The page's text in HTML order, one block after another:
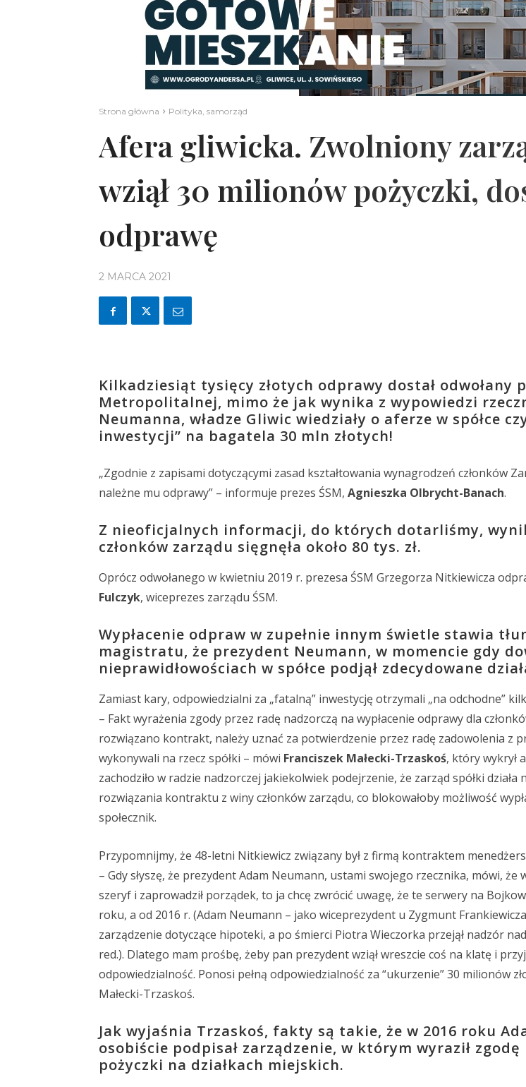
Strona główna Polityka, samorząd
Afera gliwicka. Zwolniony
wziął 30 milionów pożyczki,
odprawę
2 MARCA 2021
Kilkadziesiąt tysięcy złotych odprawy dostał odwołany
Metropolitalnej, mimo że jak wynika z wypowiedzi
Neumanna, władze Gliwic wiedziały o aferze w spółce
inwestycji” na bagatela 30 mln złotych!
„Zgodnie z zapisami dotyczącymi zasad kształtowania wynagrodzeń członków
należne mu odprawy” – informuje prezes ŚSM, Agnieszka Olbrycht-Banach.
Z nieoficjalnych informacji, do których dotarliśmy,
członków zarządu sięgnęła około 80 tys. zł.
Oprócz odwołanego w kwietniu 2019 r. prezesa ŚSM Grzegorza Nitkiewicza
Fulczyk, wiceprezes zarządu ŚSM.
Wypłacenie odpraw w zupełnie innym świetle stawia
magistratu, że prezydent Neumann, w momencie gdy
nieprawidłowościach w spółce podjął zdecydowane
Zamiast kary, odpowiedzialni za „fatalną” inwestycję otrzymali „na odchodne”
– Fakt wyrażenia zgody przez radę nadzorczą na wypłacenie odprawy dla
rozwiązano kontrakt, należy uznać za potwierdzenie przez radę zadowolenia z
wykonywali na rzecz spółki – mówi Franciszek Małecki-Trzaskoś, który wykrył
zachodziło w radzie nadzorczej jakiekolwiek podejrzenie, że zarząd spółki działa
rozwiązania kontraktu z winy członków zarządu, co blokowałoby możliwość
społecznik.
Przypomnijmy, że 48-letni Nitkiewicz związany był z firmą kontraktem
– Gdy słyszę, że prezydent Adam Neumann, ustami swojego rzecznika, mówi, że
szeryf i zaprowadził porządek, to ja chcę zwrócić uwagę, że te serwery na
roku, a od 2016 r. (Adam Neumann – jako wiceprezydent u Zygmunt
zarządzenie dotyczące hipoteki, a po śmierci Piotra Wieczorka przejął nadzór
red.). Dlatego mam prośbę, żeby pan prezydent wziął wreszcie coś na klatę i
odpowiedzialność. Ponosi pełną odpowiedzialność za “ukurzenie” 30 milionów
Małecki-Trzaskoś.
Jak wyjaśnia Trzaskoś, fakty są takie, że w 2016 roku
osobiście podpisał zarządzenie, w którym wyraził
pożyczki na działkach miejskich.